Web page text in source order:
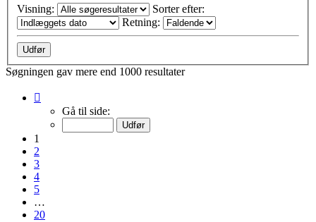
Visning:
Sorter efter:
Retning:
Søgningen gav mere end 1000 resultater
Gå til side:
1
2
3
4
5
…
20